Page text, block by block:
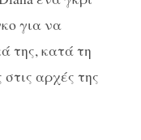
για να
της, κατά τη
αρχές της